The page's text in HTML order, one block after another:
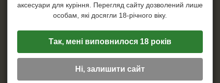
аксесуари для куріння. Перегляд сайту дозволений лише
особам, які досягли 18-річного віку.
Так, мені виповнилося 18 років
Ні, залишити сайт